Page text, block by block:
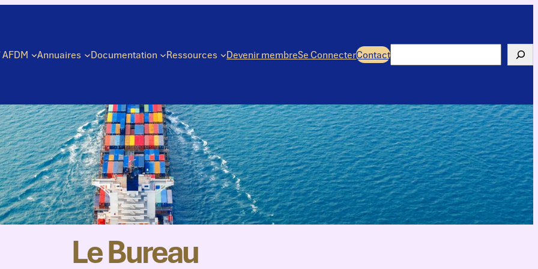
AFDM Annuaires Documentation Ressources Devenir membreSe ConnecterContactRechercher
Le Bureau